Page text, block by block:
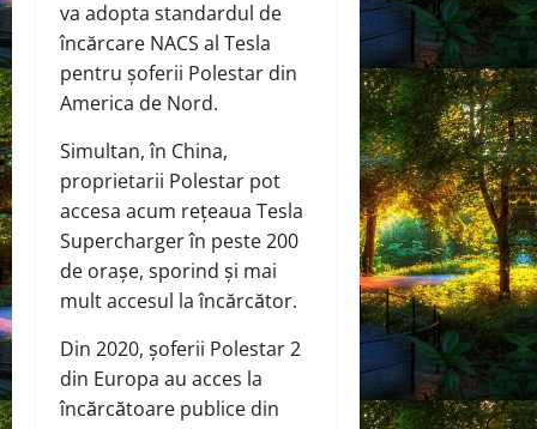
va adopta standardul de
încărcare NACS al Tesla
pentru șoferii Polestar din
America de Nord.
Simultan, în China,
proprietarii Polestar pot
accesa acum rețeaua Tesla
Supercharger în peste 200
de orașe, sporind și mai
mult accesul la încărcător.
Din 2020, șoferii Polestar 2
din Europa au acces la
încărcătoare publice din